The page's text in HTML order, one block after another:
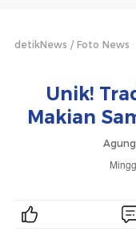
detikNews Foto News
Unik!
Makian